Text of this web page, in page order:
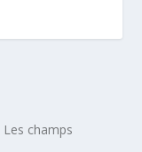
Les champs